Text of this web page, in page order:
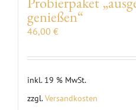
genießen“
46,00 €
inkl. 19 % MwSt.
zzgl.Versandkosten